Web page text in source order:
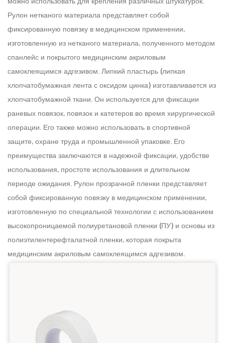
Рулон нетканого материала представляет собой
фиксированную повязку в медицинском применении,
изготовленную из нетканого материала, полученного методом
спанлейс и покрытого медицинским акриловым
самоклеящимся адгезивом. Липкий пластырь (липкая
хлопчатобумажная лента с оксидом цинка) изготавливается из
хлопчатобумажной ткани. Он используется для фиксации
раневых повязок, повязок и катетеров во время хирургической
операции. Его также можно использовать в спортивной
защите, охране труда и промышленной упаковке. Его
преимущества заключаются в надежной фиксации, удобстве
использования, простоте использования и длительном
периоде ожидания. Рулон прозрачной пленки представляет
собой фиксированную повязку в медицинском применении,
изготовленную по специальной технологии с использованием
высокопроницаемой полиуретановой пленки (ПУ) и основы из
полиэтилентерефталатной пленки, которая покрыта
медицинским акриловым самоклеящимся адгезивом.